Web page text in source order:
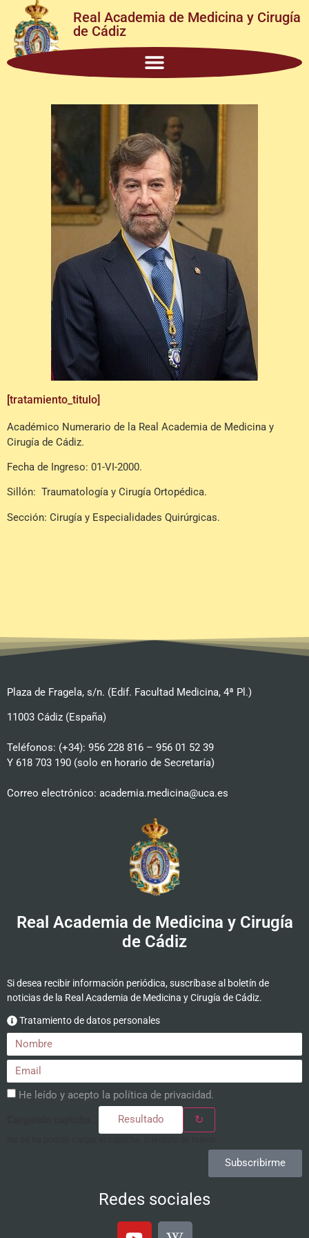
Real Academia de Medicina y Cirugía
de Cádiz
[tratamiento_titulo]
Académico Numerario de la Real Academia de Medicina y
Cirugía de Cádiz.
Fecha de Ingreso: 01-VI-2000.
Sillón: Traumatología y Cirugía Ortopédica.
Sección: Cirugía y Especialidades Quirúrgicas.
Plaza de Fragela, s/n. (Edif. Facultad Medicina, 4ª Pl.)
11003 Cádiz (España)
Teléfonos: (+34): 956 228 816 – 956 01 52 39
Y 618 703 190 (solo en horario de Secretaría)
Correo electrónico: academia.medicina@uca.es
Real Academia de Medicina y Cirugía
de Cádiz
Si desea recibir información periódica, suscríbase al boletín de
noticias de la Real Academia de Medicina y Cirugía de Cádiz.
Tratamiento de datos personales
He leído y acepto la política de privacidad.
↻
Subscribirme
Redes sociales